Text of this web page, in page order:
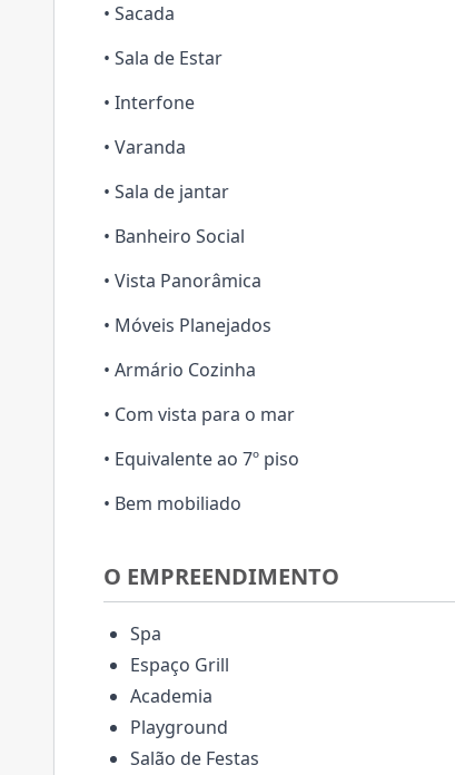
• Sacada
• Sala de Estar
• Interfone
• Varanda
• Sala de jantar
• Banheiro Social
• Vista Panorâmica
• Móveis Planejados
• Armário Cozinha
• Com vista para o mar
• Equivalente ao 7º piso
• Bem mobiliado
O EMPREENDIMENTO
Spa
Espaço Grill
Academia
Playground
Salão de Festas